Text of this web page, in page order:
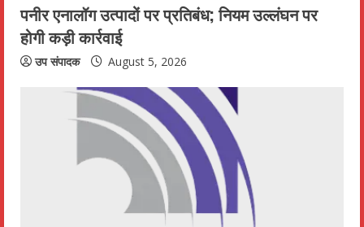
n
g
पनीर एनालॉग उत्पादों पर प्रतिबंध; नियम उल्लंघन पर
होगी कड़ी कार्रवाई
उप संपादक August 5, 2026